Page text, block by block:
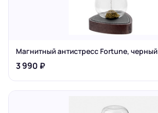
Магнитный антистресс Fortune, черный
3 990 ₽